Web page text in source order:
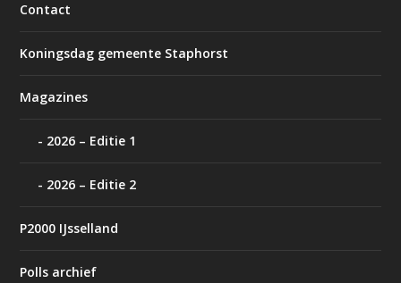
Contact
Koningsdag gemeente Staphorst
Magazines
2026 – Editie 1
2026 – Editie 2
P2000 IJsselland
Polls archief